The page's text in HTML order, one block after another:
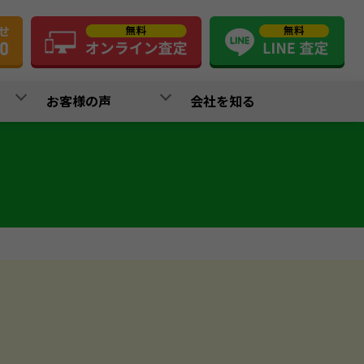
お客様の声 会社を知る